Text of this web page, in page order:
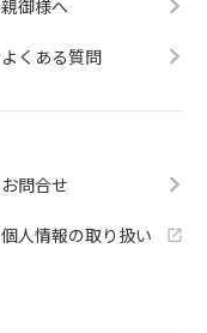
親御様へ
よくある質問
お問合せ
個人情報の取り扱い